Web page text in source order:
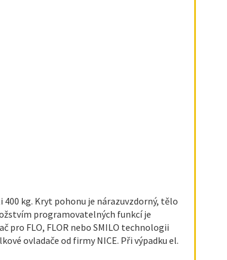
kg. Kryt pohonu je nárazuvzdorný, tělo
programovatelných funkcí je
pro FLO, FLOR nebo SMILO technologii
ovladače od firmy NICE. Při výpadku el.